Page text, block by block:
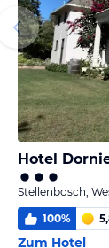
Hotel
Stellenbosch,
100%
Zum Hotel